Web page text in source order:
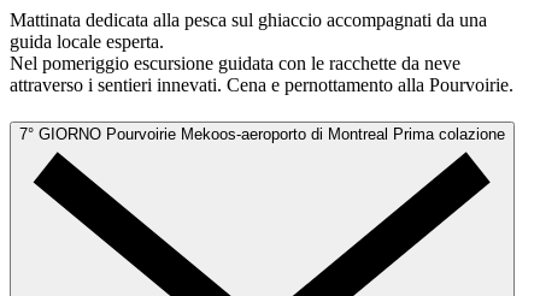
Mattinata dedicata alla pesca sul ghiaccio accompagnati da una
guida locale esperta.
Nel pomeriggio escursione guidata con le racchette da neve
attraverso i sentieri innevati. Cena e pernottamento alla Pourvoirie.
7° GIORNO Pourvoirie Mekoos-aeroporto di Montreal Prima colazione